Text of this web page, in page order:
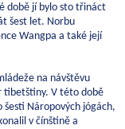
době jí bylo sto třináct
šest let. Norbu
Wangpa a také její
na návštěvu
tibetštiny. V této době
Náropových jógách,
v čínštině a